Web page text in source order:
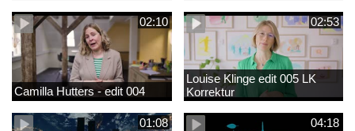
02:10
Camilla Hutters - edit 004
02:53
Louise Klinge edit 005 LK
Korrektur
01:08 04:18